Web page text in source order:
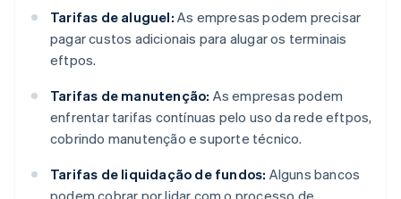
Tarifas de aluguel: As empresas podem precisar
pagar custos adicionais para alugar os terminais
eftpos.
Tarifas de manutenção: As empresas podem
enfrentar tarifas contínuas pelo uso da rede eftpos,
cobrindo manutenção e suporte técnico.
Tarifas de liquidação de fundos: Alguns bancos
podem cobrar por lidar com o processo de